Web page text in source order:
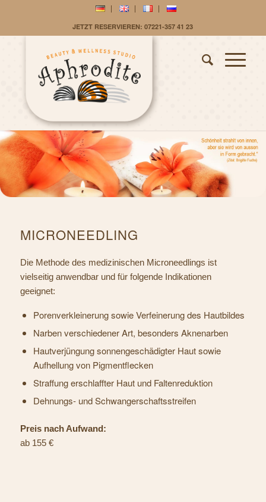
JETZT RESERVIEREN: 07221-357 41 23
MICRONEEDLING
Die Methode des medizinischen Microneedlings ist
vielseitig anwendbar und für folgende Indikationen
geeignet:
Porenverkleinerung sowie Verfeinerung des Hautbildes
Narben verschiedener Art, besonders Aknenarben
Hautverjüngung sonnengeschädigter Haut sowie
Aufhellung von Pigmentflecken
Straffung erschlaffter Haut und Faltenreduktion
Dehnungs- und Schwangerschaftsstreifen
Preis nach Aufwand:
ab 155 €